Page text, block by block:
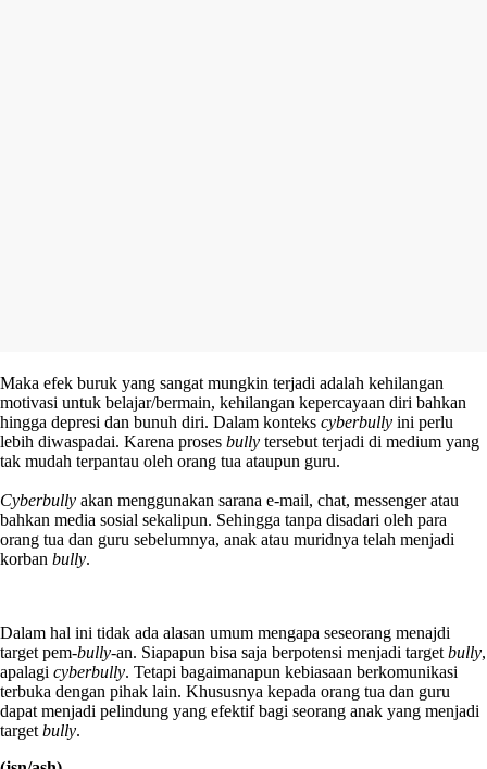
Maka efek buruk yang sangat mungkin terjadi adalah kehilangan
motivasi untuk belajar/bermain, kehilangan kepercayaan diri bahkan
hingga depresi dan bunuh diri. Dalam konteks cyberbully ini perlu
lebih diwaspadai. Karena proses bully tersebut terjadi di medium yang
tak mudah terpantau oleh orang tua ataupun guru.
Cyberbully akan menggunakan sarana e-mail, chat, messenger atau
bahkan media sosial sekalipun. Sehingga tanpa disadari oleh para
orang tua dan guru sebelumnya, anak atau muridnya telah menjadi
korban bully.
Dalam hal ini tidak ada alasan umum mengapa seseorang menajdi
target pem-bully-an. Siapapun bisa saja berpotensi menjadi target bully,
apalagi cyberbully. Tetapi bagaimanapun kebiasaan berkomunikasi
terbuka dengan pihak lain. Khususnya kepada orang tua dan guru
dapat menjadi pelindung yang efektif bagi seorang anak yang menjadi
target bully.